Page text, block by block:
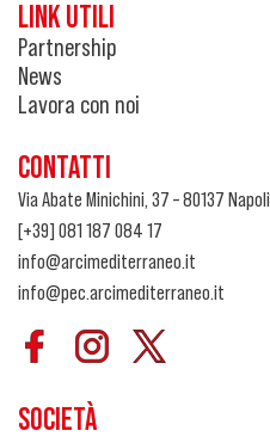
LINK UTILI
Partnership
News
Lavora con noi
CONTATTI
Via Abate Minichini, 37 – 80137 Napoli
[+39] 081 187 084 17
info@arcimediterraneo.it
info@pec.arcimediterraneo.it
SOCIETÀ